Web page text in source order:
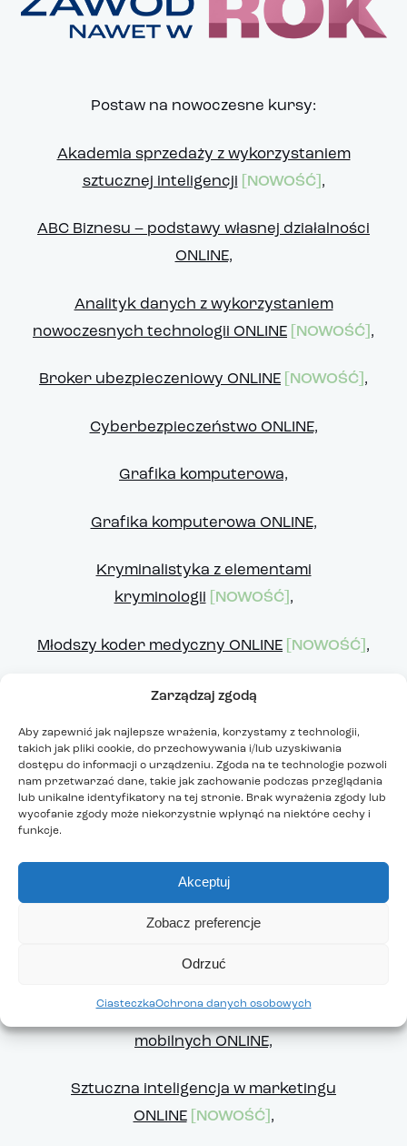
Zarządzaj zgodą
Aby zapewnić jak najlepsze wrażenia, korzystamy z technologii,
takich jak pliki cookie, do przechowywania i/lub uzyskiwania
dostępu do informacji o urządzeniu. Zgoda na te technologie pozwoli
nam przetwarzać dane, takie jak zachowanie podczas przeglądania
lub unikalne identyfikatory na tej stronie. Brak wyrażenia zgody lub
wycofanie zgody może niekorzystnie wpłynąć na niektóre cechy i
funkcje.
Akceptuj
Odrzuć
Zobacz preferencje
CiasteczkaOchrona danych osobowych
Postaw na nowoczesne kursy:
Akademia sprzedaży z wykorzystaniem
sztucznej inteligencji
[NOWOŚĆ] ,
ABC Biznesu – podstawy własnej działalności
ONLINE,
Analityk danych z wykorzystaniem
nowoczesnych technologii ONLINE
[NOWOŚĆ] ,
Broker ubezpieczeniowy ONLINE [NOWOŚĆ] ,
Cyberbezpieczeństwo ONLINE,
Grafika komputerowa,
Grafika komputerowa ONLINE,
Kryminalistyka z elementami
kryminologii
[NOWOŚĆ] ,
Młodszy koder medyczny ONLINE [NOWOŚĆ] ,
Programowanie Java,
Programowanie Java ONLINE,
Programowanie Python z Cisco Networking
Academy,
Programowanie Python z Cisco Networking
Academy ONLINE,
mobilnych,
Programowanie aplikacji internetowych i
mobilnych ONLINE,
Sztuczna inteligencja w marketingu
ONLINE
[NOWOŚĆ] ,